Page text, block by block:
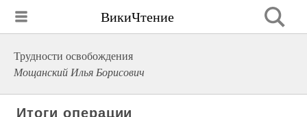
ВикиЧтение
Трудности освобождения
Мощанский Илья Борисович
Итоги операции